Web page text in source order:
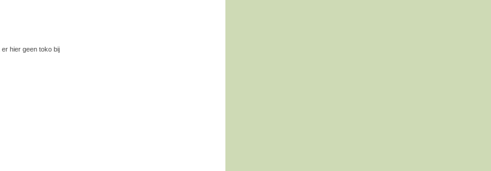
hier geen toko bij